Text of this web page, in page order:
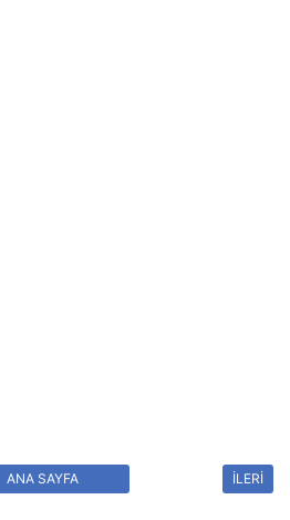
İLERİ
ANA SAYFA